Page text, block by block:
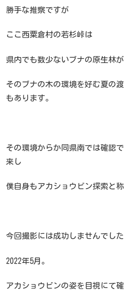
勝手な推察ですが
ここ西粟倉村の若杉峠は
県内でも数少ないブナの原生林
そのブナの木の環境を好む夏の
もあります。
その環境からか同県南では確認
来し
僕自身もアカショウビン探索と
今回撮影には成功しませんでし
2022年5月。
アカショウビンの姿を目視にて確